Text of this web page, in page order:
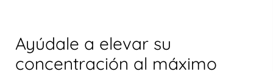
Ayúdale a elevar su
concentración al máximo